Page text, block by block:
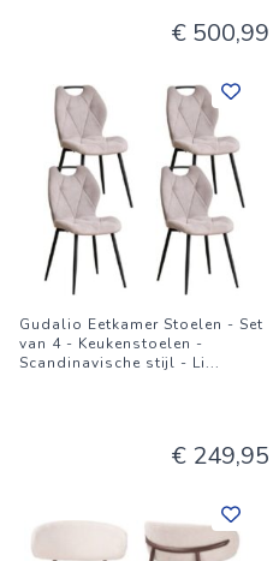
€ 500,99
Gudalio Eetkamer Stoelen - Set
van 4 - Keukenstoelen -
Scandinavische stijl - Li...
€ 249,95